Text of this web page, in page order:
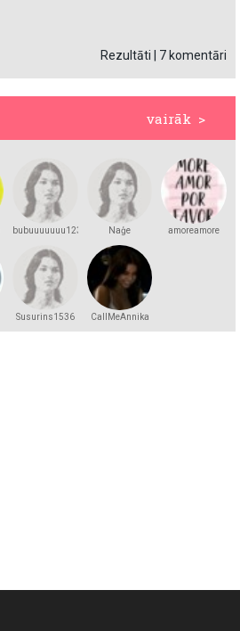
Rezultāti 7 komentāri
vairāk >
bubuuuuuuu123 Naģe amoreamore
Susurins1536 CallMeAnnika